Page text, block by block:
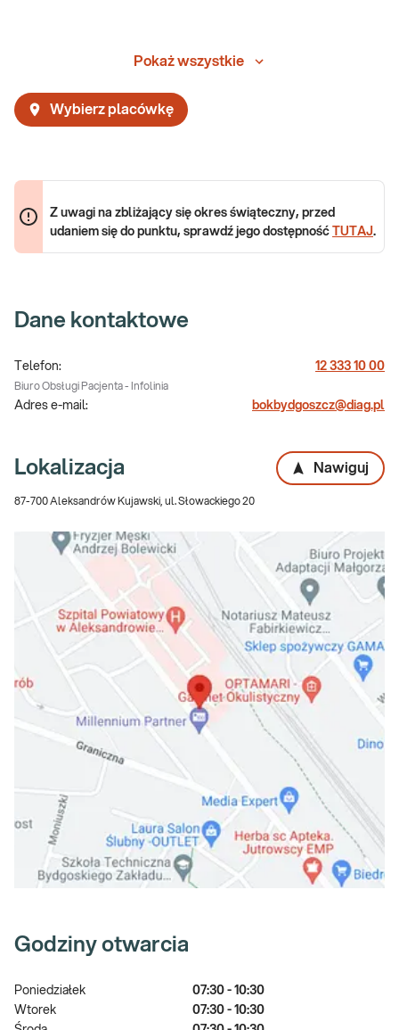
Pokaż wszystkie
Wybierz placówkę
Z uwagi na zbliżający się okres świąteczny, przed
udaniem się do punktu, sprawdź jego dostępność
TUTAJ.
Dane kontaktowe
Telefon: 12 333 10 00
Biuro Obsługi Pacjenta - Infolinia
Adres e-mail: bokbydgoszcz@diag.pl
Lokalizacja Nawiguj
87-700 Aleksandrów Kujawski, ul. Słowackiego 20
Godziny otwarcia
Poniedziałek
07:30 - 10:30
Wtorek
07:30 - 10:30